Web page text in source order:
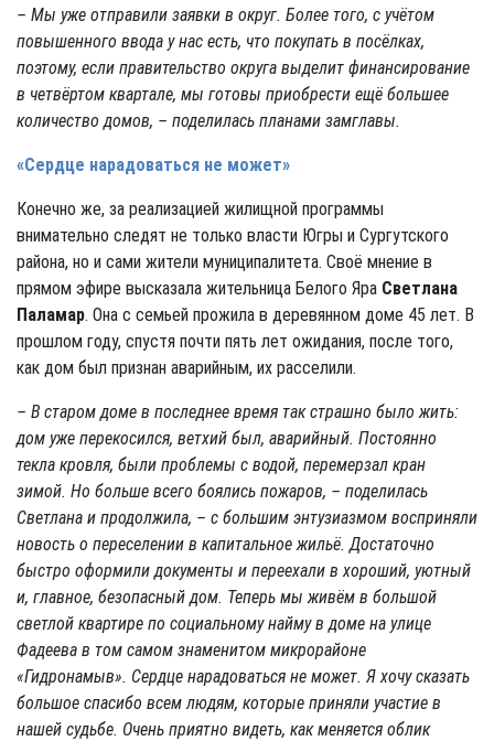
– Мы уже отправили заявки в округ. Более того, с учётом
повышенного ввода у нас есть, что покупать в посёлках,
поэтому, если правительство округа выделит финансирование
в четвёртом квартале, мы готовы приобрести ещё большее
количество домов, – поделилась планами замглавы.
«Сердце нарадоваться не может»
Конечно же, за реализацией жилищной программы
внимательно следят не только власти Югры и Сургутского
района, но и сами жители муниципалитета. Своё мнение в
прямом эфире высказала жительница Белого Яра Светлана
Паламар. Она с семьей прожила в деревянном доме 45 лет. В
прошлом году, спустя почти пять лет ожидания, после того,
как дом был признан аварийным, их расселили.
– В старом доме в последнее время так страшно было жить:
дом уже перекосился, ветхий был, аварийный. Постоянно
текла кровля, были проблемы с водой, перемерзал кран
зимой. Но больше всего боялись пожаров, – поделилась
Светлана и продолжила, – с большим энтузиазмом восприняли
новость о переселении в капитальное жильё. Достаточно
быстро оформили документы и переехали в хороший, уютный
и, главное, безопасный дом. Теперь мы живём в большой
светлой квартире по социальному найму в доме на улице
Фадеева в том самом знаменитом микрорайоне
«Гидронамыв». Сердце нарадоваться не может. Я хочу сказать
большое спасибо всем людям, которые приняли участие в
нашей судьбе. Очень приятно видеть, как меняется облик